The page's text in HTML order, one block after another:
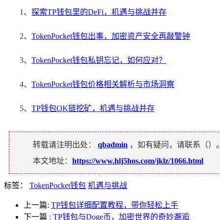
1、 探索TP钱包里的DeFi，机遇与挑战并存
2、 TokenPocket钱包出事，加密资产安全再敲警钟
3、 TokenPocket钱包私钥忘记，如何应对？
4、 TokenPocket钱包价格相关解析与市场洞察
5、 TP钱包OK链挖矿，机遇与挑战并存
转载请注明出处： qbadmin ，如有疑问，请联系（）
本文地址： https://www.hlj5hos.com/jklz/1066.html
标签： TokenPocket钱包 机遇与挑战
上一篇: TP钱包详细配置教程，带你轻松上手
下一篇 : TP钱包与Doge币，加密世界的奇妙邂逅